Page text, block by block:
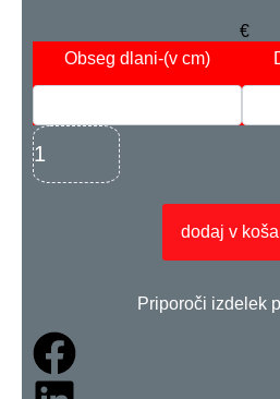
€
Obseg dlani-(v cm)
dodaj v
Priporoči izdelek